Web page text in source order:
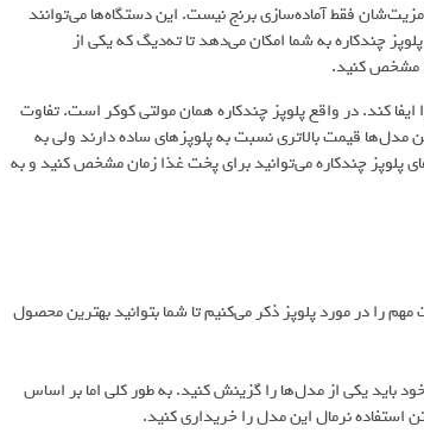
فقط آماده‌سازی برنج نیست. این دستگاه‌ها می‌توانند
چندکاره به شما امکان می‌دهد تا ته‌دیگ که یکی از
مشخص کنید.
کند. در واقع پلوپز چندکاره همان مولتی کوکر است. تفاوت
قیمت بالاتری نسبت به پلوپزهای ساده دارند ولی به
پلوپز چندکاره می‌توانید برای پخت غذا زمان مشخص کنید و به
را در مورد پلوپز ذکر می‌کنیم تا شما بتوانید بهترین محصول
باید یکی از مدل‌ها را گزینش کنید. به طور کلی اما بر اساس
استفاده نرمال این مدل را خریداری کنید.